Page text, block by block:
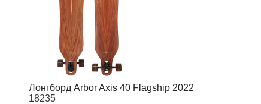
Лонгборд Arbor Axis 40 Flagship 2022
18235